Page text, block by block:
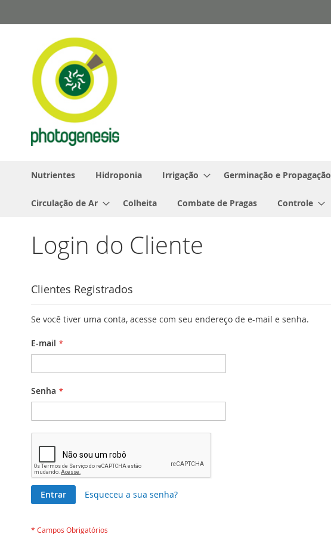
para
conteúdo
Nutrientes Hidroponia Irrigação Germinação e Propagação
Circulação de Ar Colheita Combate de Pragas Controle
Login do Cliente
Clientes Registrados
Se você tiver uma conta, acesse com seu endereço de e-mail e senha.
E-mail
Senha
Entrar Esqueceu a sua senha?